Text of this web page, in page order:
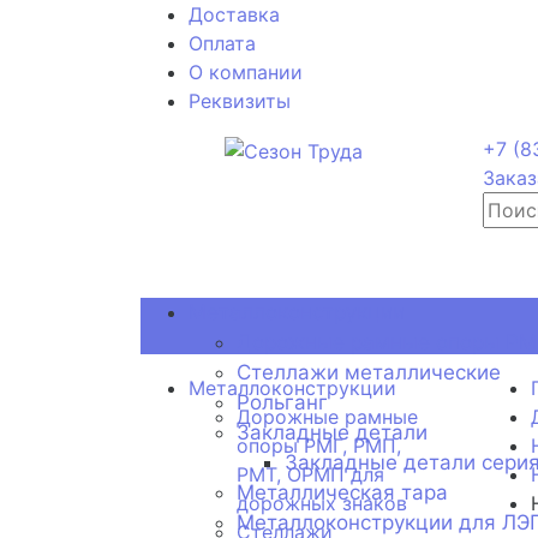
Доставка
Оплата
О компании
Реквизиты
+7
Стеллажи металлические
Рольганг
Закладные детали
Закладные детали
Металлическая тара
Металлоконструкции для
Металлоконструкции
Дорожные рамные
опоры РМГ, РМП,
РМТ, ОРМП для
дорожных знаков
Стеллажи